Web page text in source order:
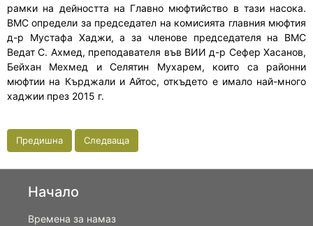
рамки на дейността на Главно мюфтийство в тази насока.
ВМС определи за председател на комисията главния мюфтия
д-р Мустафа Хаджи, а за членове председателя на ВМС
Ведат С. Ахмед, преподавателя във ВИИ д-р Сефер Хасанов,
Бейхан Мехмед и Селятин Мухарем, които са районни
мюфтии на Кърджали и Айтос, откъдето е имало най-много
хаджии през 2015 г.
Предишна Следваща
Начало
Времена за намаз